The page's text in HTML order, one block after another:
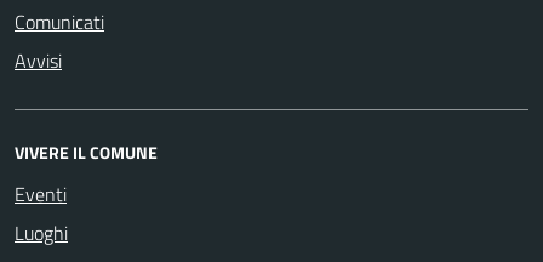
Comunicati
Avvisi
VIVERE IL COMUNE
Eventi
Luoghi